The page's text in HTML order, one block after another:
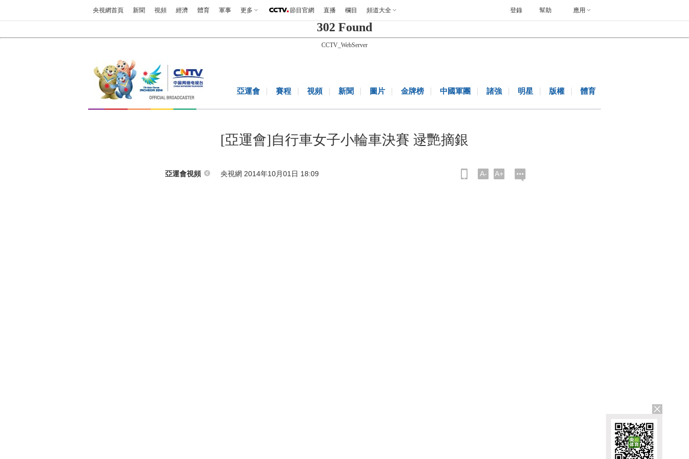
央視網首頁 新聞 視頻 經濟 體育 軍事 更多 節目官網 直播 欄目 頻道大全 幫助 應用
登錄
302 Found
CCTV_WebServer
亞運會 賽程 視頻 新聞 圖片 金牌榜 中國軍團 諸強 明星 版權 體育
[亞運會]自行車女子小輪車決賽 逯艷摘銀
亞運會視頻 央視網 2014年10月01日 18:09 A- A+